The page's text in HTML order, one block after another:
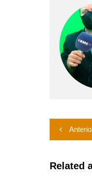
de
Post
Related